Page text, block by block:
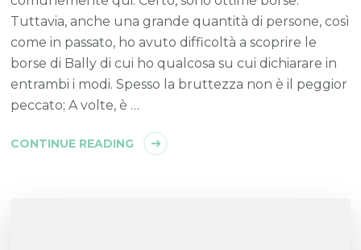
Tuttavia, anche una grande quantità di persone, così
come in passato, ho avuto difficoltà a scoprire le
borse di Bally di cui ho qualcosa su cui dichiarare in
entrambi i modi. Spesso la bruttezza non è il peggior
peccato; A volte, è …
CONTINUE READING